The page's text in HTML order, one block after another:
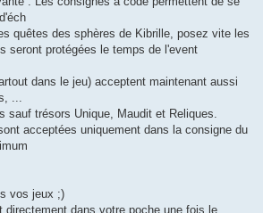
quêtes des sphères de Kibrille, posez vite les
seront protégées le temps de l'event
dans le jeu) acceptent maintenant aussi
...
sauf trésors Unique, Maudit et Reliques.
acceptées uniquement dans la consigne du
vos jeux ;)
directement dans votre poche une fois le